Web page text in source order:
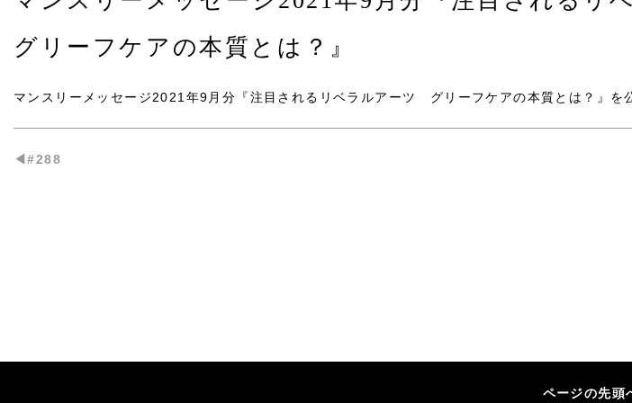
グリーフケアの本質とは？』
マンスリーメッセージ2021年9月分 『注目されるリベラルアーツ グリーフケアの本質とは？』 を
◀︎#288
ページの先頭